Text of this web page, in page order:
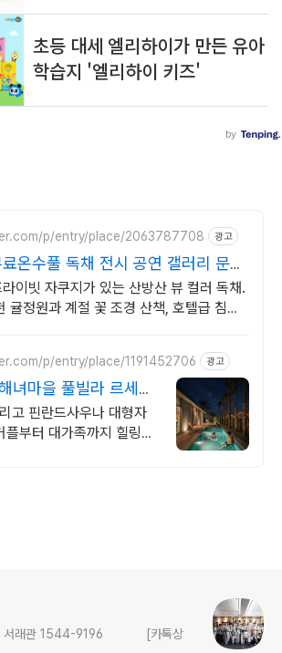
p/entry/place/2063787708 광고
온수풀 독채 전시 공연 갤러리 문화
이빗 자쿠지가 있는 산방산 뷰 컬러 독채.
귤정원과 계절 꽃 조경 산책, 호텔급 침구
p/entry/place/1191452706 광고
녀마을 풀빌라 르세라
풀빌라
고 핀란드사우나 대형자
부터 대가족까지 힐링숙
/ 서래관 1544-9196 [카톡상